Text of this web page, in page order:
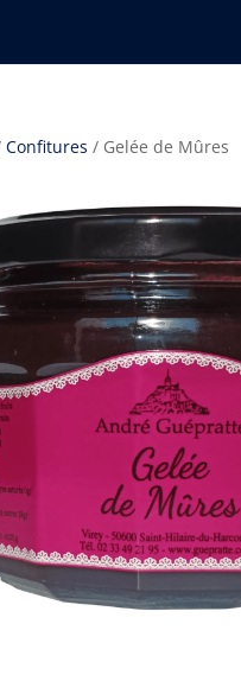
Confitures / Gelée de Mûres